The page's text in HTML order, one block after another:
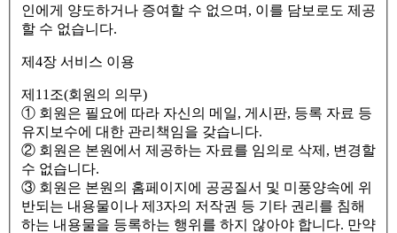
인에게 양도하거나 증여할 수 없으며, 이를 담보로도 제공
할 수 없습니다.
제4장 서비스 이용
제11조(회원의 의무)
① 회원은 필요에 따라 자신의 메일, 게시판, 등록 자료 등
유지보수에 대한 관리책임을 갖습니다.
② 회원은 본원에서 제공하는 자료를 임의로 삭제, 변경할
수 없습니다.
③ 회원은 본원의 홈페이지에 공공질서 및 미풍양속에 위
반되는 내용물이나 제3자의 저작권 등 기타 권리를 침해
하는 내용물을 등록하는 행위를 하지 않아야 합니다. 만약